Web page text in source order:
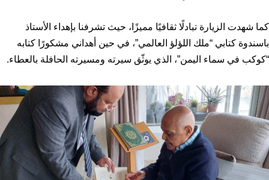
كما شهدت الزيارة تبادلًا ثقافيًا مميزًا، حيث تشرفنا بإهداء الأستاذ
باسندوة كتابي “ملك اللؤلؤ العالمي”، في حين أهداني مشكورًا كتابه
“كوكب في سماء اليمن”، الذي يوثّق سيرته ومسيرته الحافلة بالعطاء.